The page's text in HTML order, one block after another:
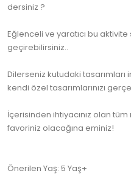
dersiniz ?
Eğlenceli ve yaratıcı bu
geçirebilirsiniz..
Dilerseniz kutudaki
kendi özel tasarımlarınızı
İçerisinden ihtiyacınız olan
favoriniz olacağına eminiz!
Önerilen Yaş: 5 Yaş+